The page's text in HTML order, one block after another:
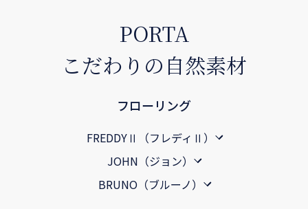
PORTA
こだわりの自然素材
フローリング
FREDDYⅡ（フレディⅡ）
JOHN（ジョン）
BRUNO（ブルーノ）